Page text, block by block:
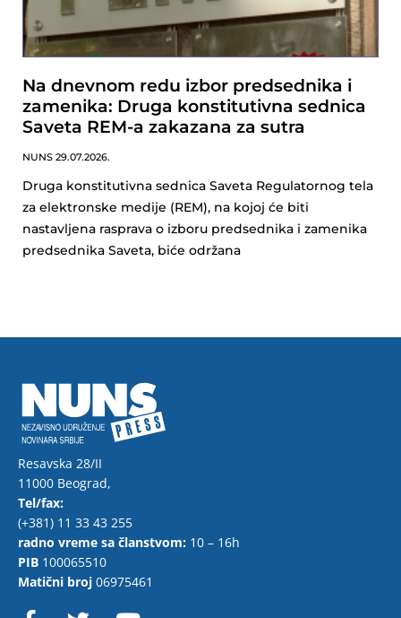
Na dnevnom redu izbor predsednika i
zamenika: Druga konstitutivna sednica
Saveta REM-a zakazana za sutra
NUNS 29.07.2026.
Druga konstitutivna sednica Saveta Regulatornog tela
za elektronske medije (REM), na kojoj će biti
nastavljena rasprava o izboru predsednika i zamenika
predsednika Saveta, biće održana
Resavska 28/II
11000 Beograd,
Tel/fax:
(+381) 11 33 43 255
radno vreme sa članstvom: 10 – 16h
PIB 100065510
Matični broj 06975461
F